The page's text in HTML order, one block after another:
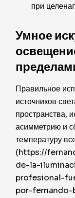
при
Умное
Правильное
источников
пространства,
асимметрию и
температуру
(https://
de-la-
profesional-
por-